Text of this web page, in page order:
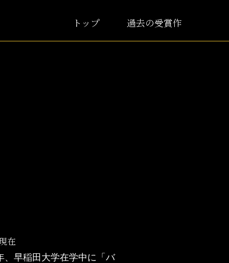
トップ 過去の受賞作
在
、早稲田大学在学中に「バ